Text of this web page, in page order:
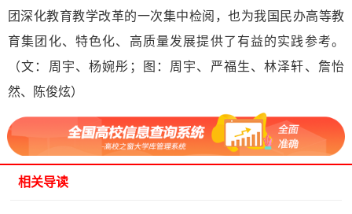
团深化教育教学改革的一次集中检阅，也为我国民办高等教
育集团化、特色化、高质量发展提供了有益的实践参考。
（文：周宇、杨婉彤；图：周宇、严福生、林泽轩、詹怡
然、陈俊炫）
相关导读